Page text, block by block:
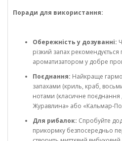
Поради для використання:
Обережність у дозуванні:
різкий запах
ароматизатором у добре
Поєднання: Найкраще
запахами (криль, краб,
нотами (класичне
Журавлина» або «Кальмар-
Для рибалок: Спробуйте
прикормку безпосередньо